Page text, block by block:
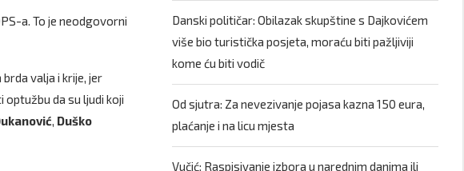
a. To je neodgovorni
valja i krije, jer
optužbu da su ljudi koji
, Duško
Danski političar: Obilazak skupštine s Dajkovićem
više bio turistička posjeta, moraću biti pažljiviji
kome ću biti vodič
Od sjutra: Za nevezivanje pojasa kazna 150 eura,
plaćanje i na licu mjesta
Vučić: Raspisivanje izbora u narednim danima ili